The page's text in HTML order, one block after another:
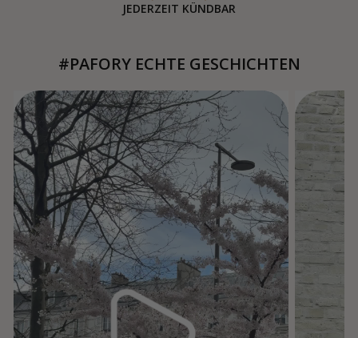
JEDERZEIT KÜNDBAR
#PAFORY ECHTE GESCHICHTEN